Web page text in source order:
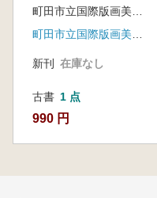
町田市立国際版画美術館編集
町田市立国際版画美術館 , 東京美術
新刊 在庫なし
古書 1 点
990 円